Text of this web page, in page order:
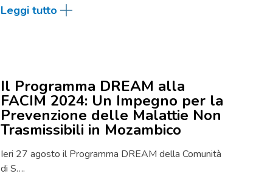
Leggi tutto
Il Programma DREAM alla
FACIM 2024: Un Impegno per la
Prevenzione delle Malattie Non
Trasmissibili in Mozambico
Ieri 27 agosto il Programma DREAM della Comunità
di S….